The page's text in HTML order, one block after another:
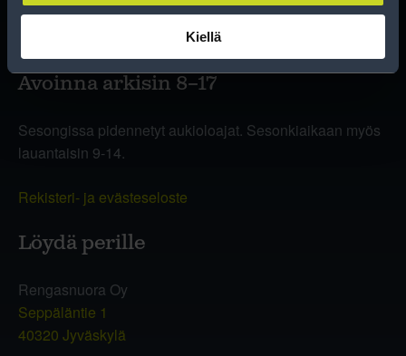
Kiellä
Avoinna arkisin 8–17
Sesongissa pidennetyt aukioloajat. Sesonkiaikaan myös
lauantaisin 9-14.
Rekisteri- ja evästeseloste
Löydä perille
Rengasnuora Oy
Seppäläntie 1
40320 Jyväskylä